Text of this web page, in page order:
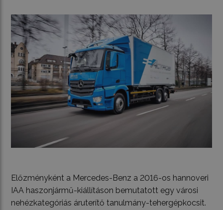
Előzményként a Mercedes-Benz a 2016-os hannoveri
IAA haszonjármű-kiállításon bemutatott egy városi
nehézkategóriás áruterítő tanulmány-tehergépkocsit.